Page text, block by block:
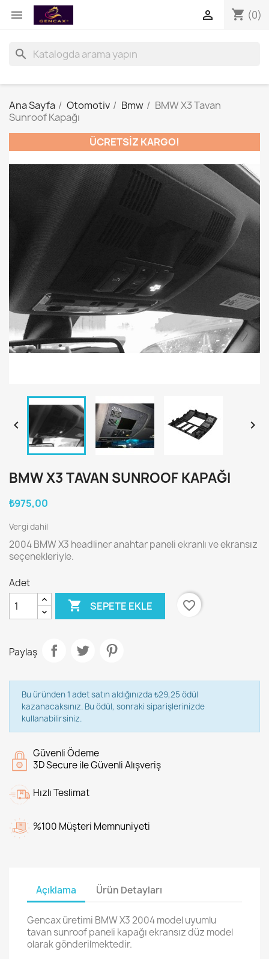
 shopping_cart (0)

search
Ana Sayfa Otomotiv Bmw
BMW X3 Tavan
Sunroof Kapağı
ÜCRETSIZ KARGO!
 
BMW X3 TAVAN SUNROOF KAPAĞI
₺975,00
Vergi dahil
2004 BMW X3 headliner anahtar paneli ekranlı ve ekransız
seçenekleriyle.
Adet
 SEPETE EKLE favorite_border
Paylaş
Bu üründen 1 adet satın aldığınızda ₺29,25 ödül
kazanacaksınız. Bu ödül, sonraki siparişlerinizde
kullanabilirsiniz.
Güvenli Ödeme
3D Secure ile Güvenli Alışveriş
Hızlı Teslimat
%100 Müşteri Memnuniyeti
Açıklama Ürün Detayları
Gencax üretimi BMW X3 2004 model uyumlu
tavan sunroof paneli kapağı ekransız düz model
olarak gönderilmektedir.